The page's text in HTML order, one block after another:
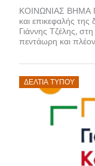
ΚΟΙΝΩΝΙΑΣ ΒΗΜΑ
και επικεφαλής
Γιάννης Τζέλης,
πεντάωρη και
ΔΕΛΤΊΑ ΤΎΠΟΥ
Posted
on